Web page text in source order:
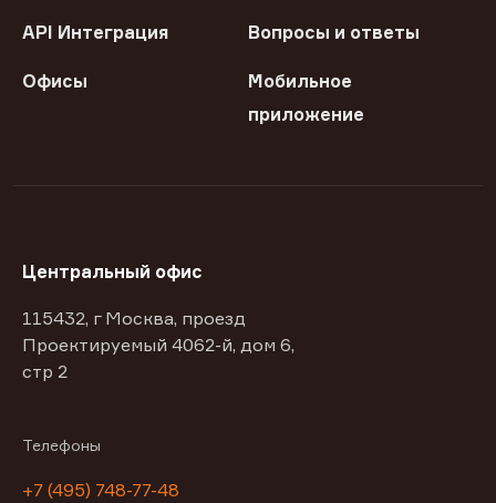
API Интеграция Вопросы и ответы
Офисы
Мобильное
приложение
Центральный офис
115432, г Москва, проезд
Проектируемый 4062-й, дом 6,
стр 2
Телефоны
+7 (495) 748-77-48